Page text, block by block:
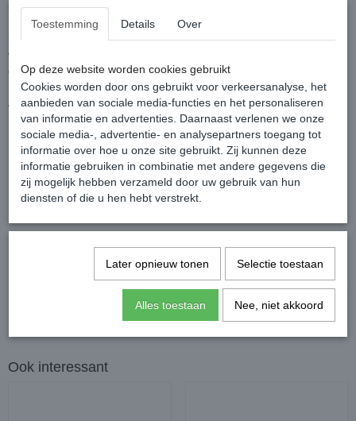
bovenste deel weerspiegeld de magnetische velden in je lichaam.
Het behoud van deze magnetische velden stimuleert de
bloedcirculatie en zuurstoftoevoer in je lichaam. Die geneest en
vermindert zowel zwelling en ontsteking en bevordert een snellere
genezing.
Kleur: Navy/Orange
Afmeting: 130 x 40 cm
Ook interessant
Toestemming Details Over
Op deze website worden cookies gebruikt
Cookies worden door ons gebruikt voor verkeersanalyse, het
aanbieden van sociale media-functies en het personaliseren
van informatie en advertenties. Daarnaast verlenen we onze
sociale media-, advertentie- en analysepartners toegang tot
informatie over hoe u onze site gebruikt. Zij kunnen deze
informatie gebruiken in combinatie met andere gegevens die
zij mogelijk hebben verzameld door uw gebruik van hun
diensten of die u hen hebt verstrekt.
Later opnieuw tonen Selectie toestaan
Alles toestaan Nee, niet akkoord